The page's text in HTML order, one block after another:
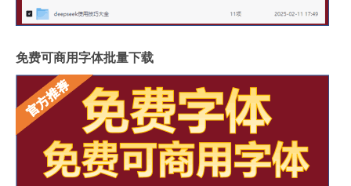
免费可商用字体批量下载